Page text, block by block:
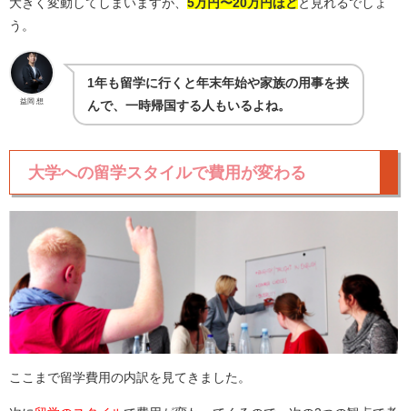
う。
益岡 想
1年も留学に行くと年末年始や家族の用事を挟
んで、一時帰国する人もいるよね。
大学への留学スタイルで費用が変わる
ここまで留学費用の内訳を見てきました。